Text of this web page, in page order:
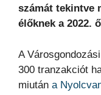
számát tekintve
élőknek a 2022.
A
300 tranzakciót
miután a